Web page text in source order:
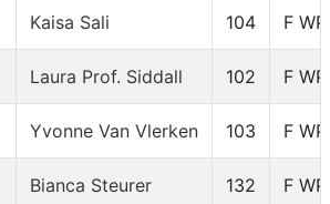
Kaisa Sali 104 F
Laura Prof. Siddall 102 F
Yvonne Van Vlerken 103 F
Bianca Steurer 132 F